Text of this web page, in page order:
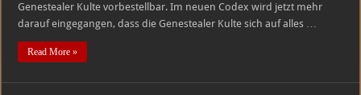
Genestealer Kulte vorbestellbar. Im neuen Codex wird jetzt mehr
darauf eingegangen, dass die Genestealer Kulte sich auf alles …
Read More »